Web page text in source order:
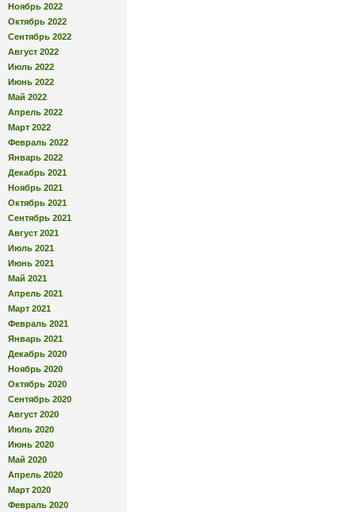
Ноябрь 2022
Октябрь 2022
Сентябрь 2022
Август 2022
Июль 2022
Июнь 2022
Май 2022
Апрель 2022
Март 2022
Февраль 2022
Январь 2022
Декабрь 2021
Ноябрь 2021
Октябрь 2021
Сентябрь 2021
Август 2021
Июль 2021
Июнь 2021
Май 2021
Апрель 2021
Март 2021
Февраль 2021
Январь 2021
Декабрь 2020
Ноябрь 2020
Октябрь 2020
Сентябрь 2020
Август 2020
Июль 2020
Июнь 2020
Май 2020
Апрель 2020
Март 2020
Февраль 2020